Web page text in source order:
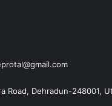
Road, Dehradun-248001,